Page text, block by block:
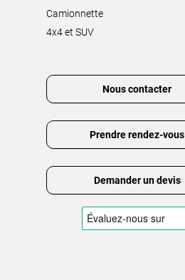
Camionnette
4x4 et SUV
Nous contacter
Prendre rendez-vous
Demander un devis